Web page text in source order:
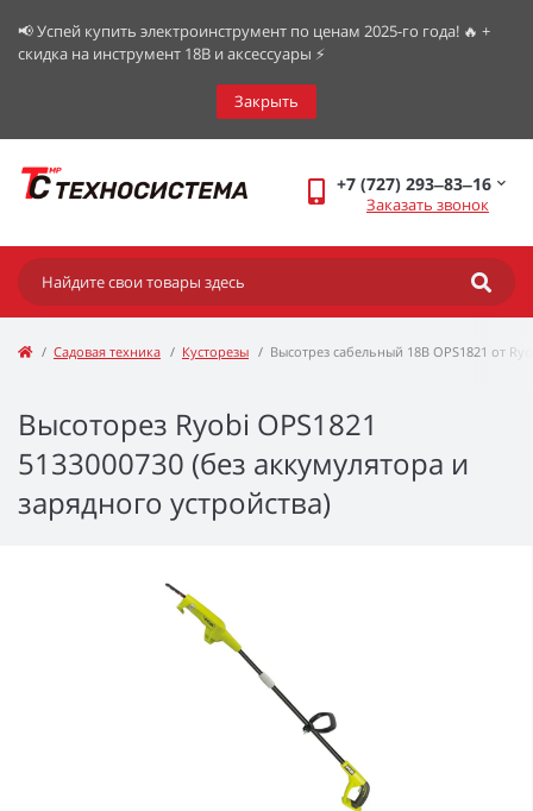
📢 Успей купить электроинструмент по ценам 2025-го года! 🔥 +
скидка на инструмент 18В и аксессуары ⚡️
Закрыть
+7 (727) 293‒83‒16
Заказать звонок
Садовая техника Кусторезы Высотрез сабельный 18В OPS1821 от
Высоторез Ryobi OPS1821
5133000730 (без аккумулятора и
зарядного устройства)